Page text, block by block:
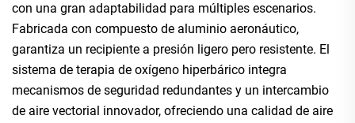
con una gran adaptabilidad para múltiples escenarios.
Fabricada con compuesto de aluminio aeronáutico,
garantiza un recipiente a presión ligero pero resistente. El
sistema de terapia de oxígeno hiperbárico integra
mecanismos de seguridad redundantes y un intercambio
de aire vectorial innovador, ofreciendo una calidad de aire